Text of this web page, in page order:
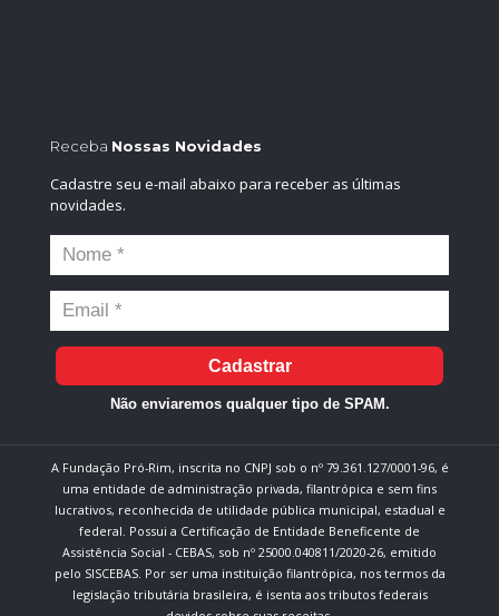
Receba Nossas Novidades
Cadastre seu e-mail abaixo para receber as últimas
novidades.
Cadastrar
Não enviaremos qualquer tipo de SPAM.
A Fundação Pró-Rim, inscrita no CNPJ sob o nº 79.361.127/0001-96, é
uma entidade de administração privada, filantrópica e sem fins
lucrativos, reconhecida de utilidade pública municipal, estadual e
federal. Possui a Certificação de Entidade Beneficente de
Assistência Social - CEBAS, sob nº 25000.040811/2020-26, emitido
pelo SISCEBAS. Por ser uma instituição filantrópica, nos termos da
legislação tributária brasileira, é isenta aos tributos federais